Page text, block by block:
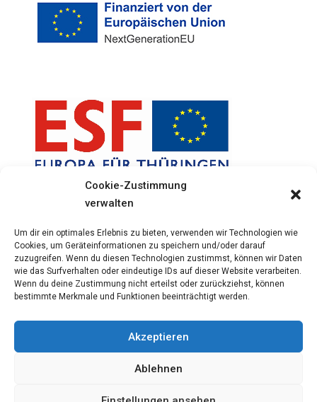
Cookie-Zustimmung
verwalten
Um dir ein optimales Erlebnis zu bieten, verwenden wir Technologien wie
Cookies, um Geräteinformationen zu speichern und/oder darauf
zuzugreifen. Wenn du diesen Technologien zustimmst, können wir Daten
wie das Surfverhalten oder eindeutige IDs auf dieser Website verarbeiten.
Wenn du deine Zustimmung nicht erteilst oder zurückziehst, können
bestimmte Merkmale und Funktionen beeinträchtigt werden.
Akzeptieren
Ablehnen
© 2024 Stahlform GmbH & Co.KG -Wszelkie prawa